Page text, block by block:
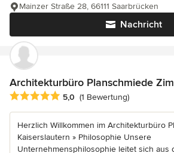
Nachricht
Mainzer Straße 28, 66111 Saarbrücken
Architekturbüro Planschmiede
Durchschnittliche Bewertung: 5 von 5
5,0 (1 Bewertung)
Herzlich Willkommen im Architekturbüro
Kaiserslautern » Philosophie Unsere
Unternehmensphilosophie leitet sich aus